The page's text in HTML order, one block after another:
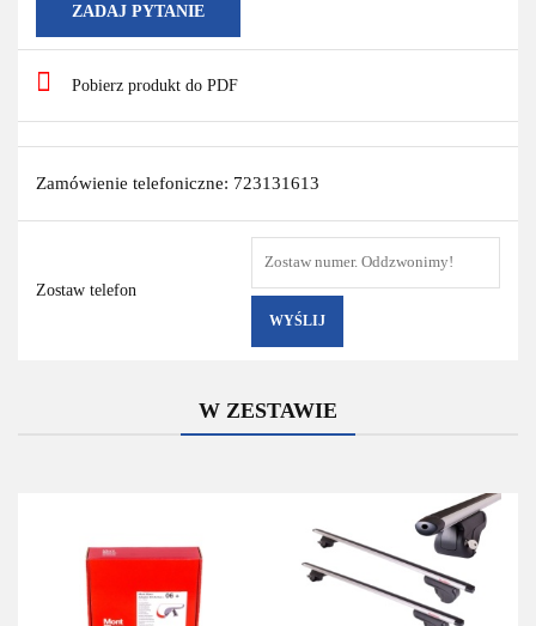
ZADAJ PYTANIE
Pobierz produkt do PDF
Zamówienie telefoniczne: 723131613
Zostaw telefon
WYŚLIJ
W ZESTAWIE